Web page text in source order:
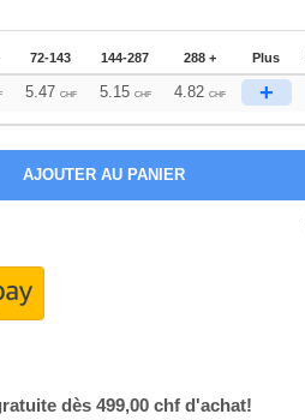
72-143 144-287 288 + Plus
5.47 CHF 5.15 CHF 4.82 CHF +
dès 499,00 chf d'achat!